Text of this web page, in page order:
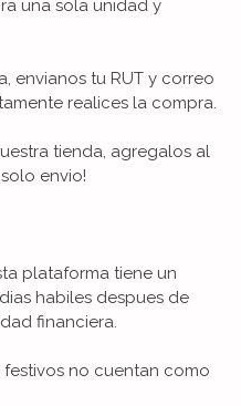
una sola unidad y
envianos tu RUT y correo
realices la compra.
tienda, agregalos al
envio!
plataforma tiene un
habiles despues de
financiera.
no cuentan como